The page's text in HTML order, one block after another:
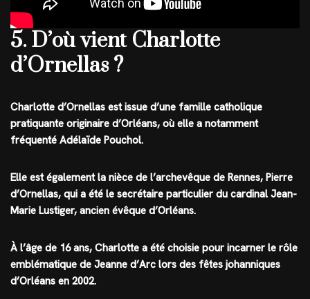
5. D’où vient Charlotte
d’Ornellas ?
Charlotte d’Ornellas est issue d’une famille catholique
pratiquante originaire d’Orléans, où elle a notamment
fréquenté Adélaïde Pouchol.
Elle est également la nièce de l’archevêque de Rennes, Pierre
d’Ornellas, qui a été le secrétaire particulier du cardinal Jean-
Marie Lustiger, ancien évêque d’Orléans.
À l’âge de 16 ans, Charlotte a été choisie pour incarner le rôle
emblématique de Jeanne d’Arc lors des fêtes johanniques
d’Orléans en 2002.